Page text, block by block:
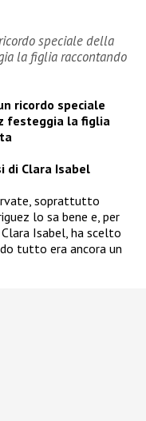
speciale della
la figlia raccontando
ricordo speciale
festeggia la figlia
di Clara Isabel
soprattutto
lo sa bene e, per
Isabel, ha scelto
tutto era ancora un